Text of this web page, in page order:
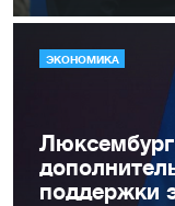
ЭКОНОМИКА
поддержки